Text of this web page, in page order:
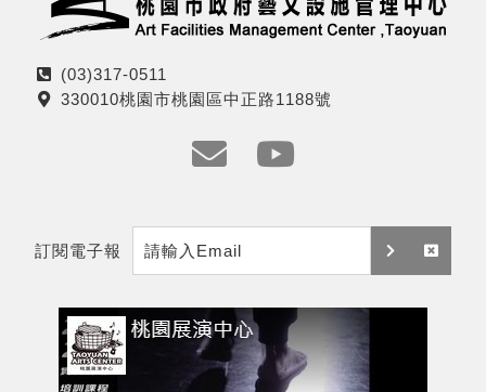
電
話
(03)317-0511
地
330010桃園市桃園區中正路1188號
m
a
i
l
t
訂閱電子報
訂 取